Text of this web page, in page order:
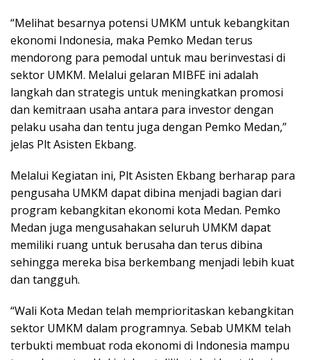
“Melihat besarnya potensi UMKM untuk kebangkitan
ekonomi Indonesia, maka Pemko Medan terus
mendorong para pemodal untuk mau berinvestasi di
sektor UMKM. Melalui gelaran MIBFE ini adalah
langkah dan strategis untuk meningkatkan promosi
dan kemitraan usaha antara para investor dengan
pelaku usaha dan tentu juga dengan Pemko Medan,”
jelas Plt Asisten Ekbang.
Melalui Kegiatan ini, Plt Asisten Ekbang berharap para
pengusaha UMKM dapat dibina menjadi bagian dari
program kebangkitan ekonomi kota Medan. Pemko
Medan juga mengusahakan seluruh UMKM dapat
memiliki ruang untuk berusaha dan terus dibina
sehingga mereka bisa berkembang menjadi lebih kuat
dan tangguh.
“Wali Kota Medan telah memprioritaskan kebangkitan
sektor UMKM dalam programnya. Sebab UMKM telah
terbukti membuat roda ekonomi di Indonesia mampu